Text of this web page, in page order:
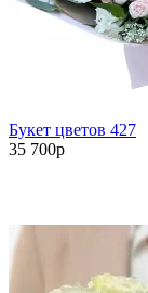
Букет цветов 427
35 700p